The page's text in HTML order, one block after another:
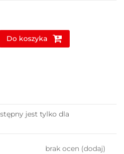
Do koszyka
jest tylko dla
brak ocen (dodaj)